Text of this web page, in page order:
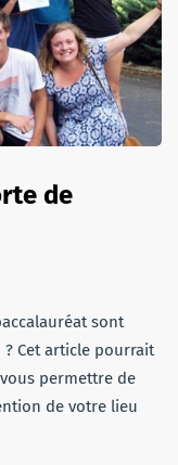
de
sont
Cet article pourrait
permettre de
de votre lieu